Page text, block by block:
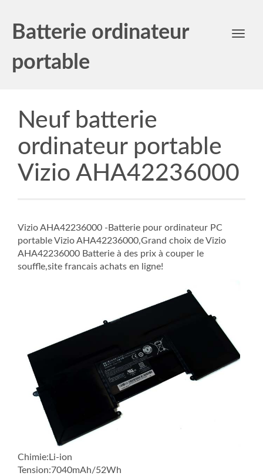
Batterie ordinateur
portable
Toggle
Neuf batterie
ordinateur portable
Vizio AHA42236000
Vizio AHA42236000 -Batterie pour ordinateur PC
portable Vizio AHA42236000,Grand choix de Vizio
AHA42236000 Batterie à des prix à couper le
souffle,site francais achats en ligne!
Chimie:Li-ion
Tension:7040mAh/52Wh